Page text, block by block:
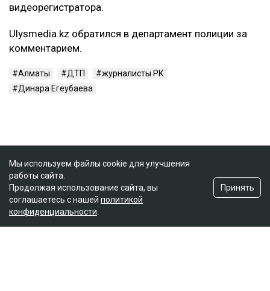
видеорегистратора.
Ulysmedia.kz обратился в департамент полиции за
комментарием.
Алматы ДТП
журналисты РК
Динара Егеубаева
Мы используем файлы cookie для улучшения
работы сайта.
Продолжая использование сайта, вы
соглашаетесь с нашей политикой
конфиденциальности
Принять